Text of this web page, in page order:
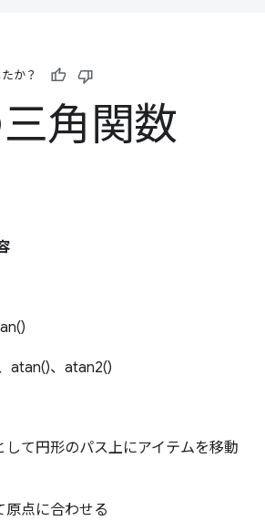
か？
角関数
atan()、atan2()
して円形のパス上にアイテムを移動
原点に合わせる